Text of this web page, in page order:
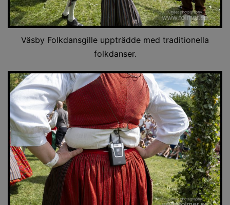
Väsby Folkdansgille uppträdde med traditionella
folkdanser.